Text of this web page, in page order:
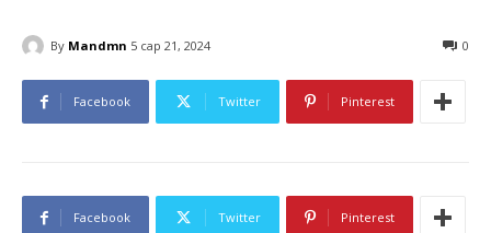
By Mandmn 5 сар 21, 2024 0
Facebook Twitter Pinterest
Facebook Twitter Pinterest